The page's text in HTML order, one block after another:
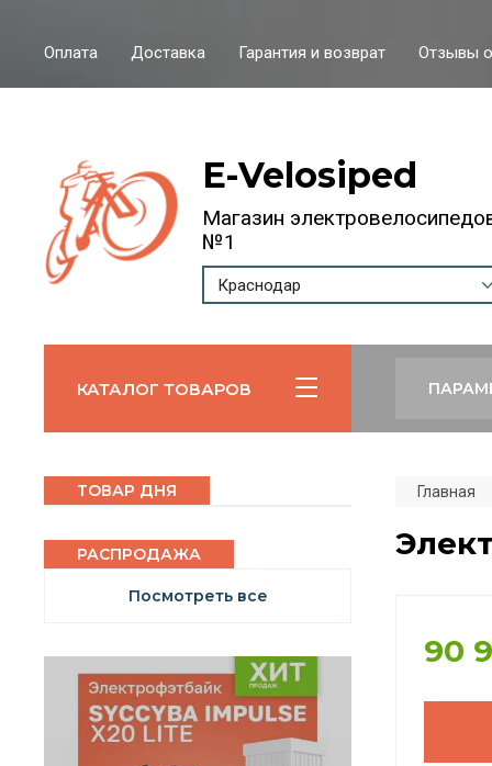
Оплата Доставка Гарантия и возврат Отзывы
E-Velosiped
Магазин
№1
Краснодар
КАТАЛОГ ТОВАРОВ
ТОВАР ДНЯ
РАСПРОДАЖА
Посмотреть все
Главная
90